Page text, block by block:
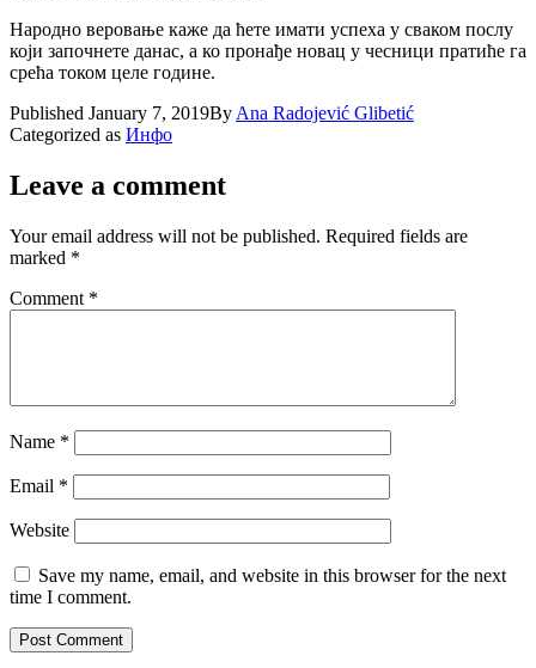
Народно веровање каже да ћете имати успеха у сваком послу
који започнете данас, а ко пронађе новац у чесници пратиће га
срећа током целе године.
Published January 7, 2019By Ana Radojević Glibetić
Categorized as Инфо
Leave a comment
Your email address will not be published. Required fields are
marked *
Comment *
Name *
Email *
Website
Save my name, email, and website in this browser for the next
time I comment.